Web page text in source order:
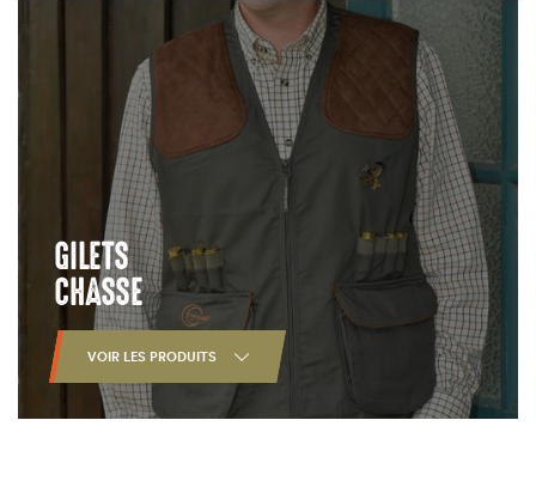
GILETS
CHASSE
VOIR LES PRODUITS